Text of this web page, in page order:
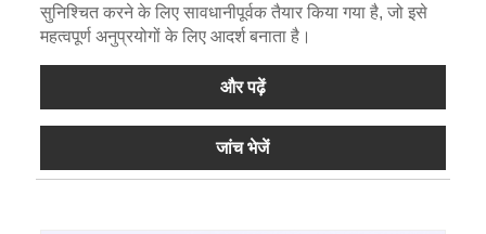
सुनिश्चित करने के लिए सावधानीपूर्वक तैयार किया गया है, जो इसे
महत्वपूर्ण अनुप्रयोगों के लिए आदर्श बनाता है।
और पढ़ें
जांच भेजें